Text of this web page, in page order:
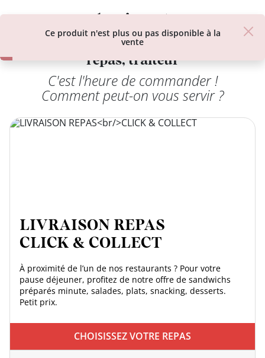
class’croute
DÉJEUNER
TRAITEUR
MON
DEVENIR
class’croute
restos-livraison sandwich, plateau
repas, traiteur
C'est l'heure de commander !
Comment peut-on vous servir ?
LIVRAISON REPAS
CLICK & COLLECT
À proximité de l’un de nos restaurants ? Pour votre
pause déjeuner, profitez de notre offre de sandwichs
préparés minute, salades, plats, snacking, desserts.
Petit prix.
CHOISISSEZ VOTRE REPAS
Ce produit n'est plus ou pas disponible à la
vente